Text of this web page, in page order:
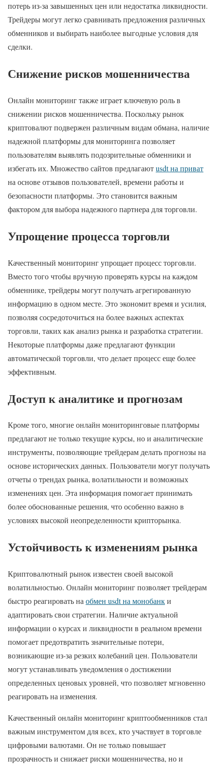
потерь из-за завышенных цен или недостатка ликвидности.
Трейдеры могут легко сравнивать предложения различных
обменников и выбирать наиболее выгодные условия для
сделки.
Снижение рисков мошенничества
Онлайн мониторинг также играет ключевую роль в
снижении рисков мошенничества. Поскольку рынок
криптовалют подвержен различным видам обмана, наличие
надежной платформы для мониторинга позволяет
пользователям выявлять подозрительные обменники и
избегать их. Множество сайтов предлагаютusdt на приват
на основе отзывов пользователей, времени работы и
безопасности платформы. Это становится важным
фактором для выбора надежного партнера для торговли.
Упрощение процесса торговли
Качественный мониторинг упрощает процесс торговли.
Вместо того чтобы вручную проверять курсы на каждом
обменнике, трейдеры могут получать агрегированную
информацию в одном месте. Это экономит время и усилия,
позволяя сосредоточиться на более важных аспектах
торговли, таких как анализ рынка и разработка стратегии.
Некоторые платформы даже предлагают функции
автоматической торговли, что делает процесс еще более
эффективным.
Доступ к аналитике и прогнозам
Кроме того, многие онлайн мониторинговые платформы
предлагают не только текущие курсы, но и аналитические
инструменты, позволяющие трейдерам делать прогнозы на
основе исторических данных. Пользователи могут получать
отчеты о трендах рынка, волатильности и возможных
изменениях цен. Эта информация помогает принимать
более обоснованные решения, что особенно важно в
условиях высокой неопределенности крипторынка.
Устойчивость к изменениям рынка
Криптовалютный рынок известен своей высокой
волатильностью. Онлайн мониторинг позволяет трейдерам
быстро реагировать наобмен usdt на монобанки
адаптировать свои стратегии. Наличие актуальной
информации о курсах и ликвидности в реальном времени
помогает предотвратить значительные потери,
возникающие из-за резких колебаний цен. Пользователи
могут устанавливать уведомления о достижении
определенных ценовых уровней, что позволяет мгновенно
реагировать на изменения.
Качественный онлайн мониторинг криптообменников стал
важным инструментом для всех, кто участвует в торговле
цифровыми валютами. Он не только повышает
прозрачность и снижает риски мошенничества, но и